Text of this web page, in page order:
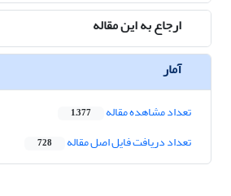
ارجاع به این مقاله
آمار
تعداد مشاهده مقاله 1,377
تعداد دریافت فایل اصل مقاله 728